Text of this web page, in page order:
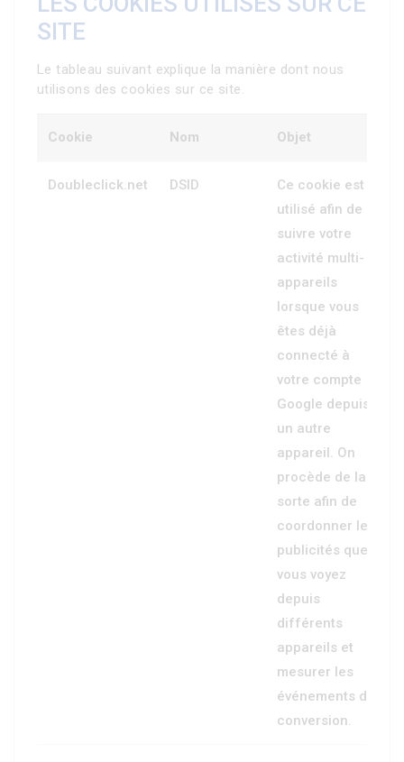
SITE
Le tableau suivant explique la manière dont nous
utilisons des cookies sur ce site.
Cookie Nom Objet
Doubleclick.net DSID
Ce cookie est
utilisé afin de
suivre votre
activité multi-
appareils
lorsque vous
êtes déjà
connecté à
votre compte
Google depuis
un autre
appareil. On
procède de la
sorte afin de
coordonner les
publicités que
vous voyez
depuis
différents
appareils et
mesurer les
événements de
conversion.